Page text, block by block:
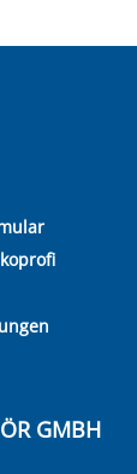
GMBH